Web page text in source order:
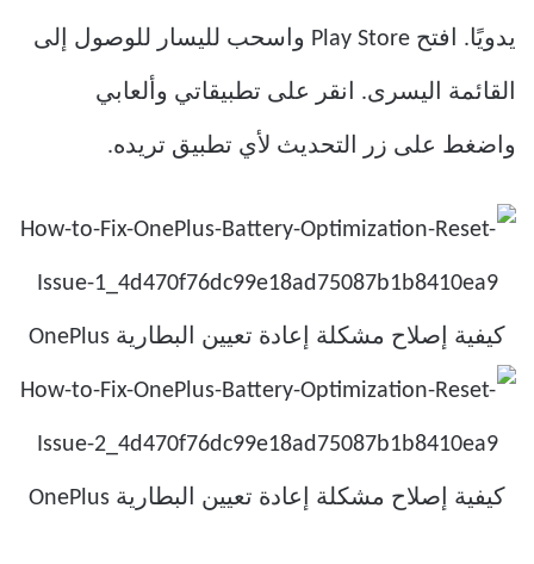
يدويًا. افتح Play Store واسحب لليسار للوصول إلى
القائمة اليسرى. انقر على تطبيقاتي وألعابي
واضغط على زر التحديث لأي تطبيق تريده.